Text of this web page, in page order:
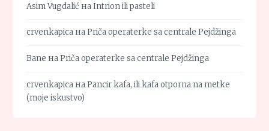
Asim Vugdalić наIntrion ili pasteli
crvenkapica наPriča operaterke sa centrale Pejdžinga
Bane наPriča operaterke sa centrale Pejdžinga
crvenkapica наPancir kafa, ili kafa otporna na metke
(moje iskustvo)